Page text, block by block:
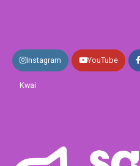
Instagram YouTube
Kwai